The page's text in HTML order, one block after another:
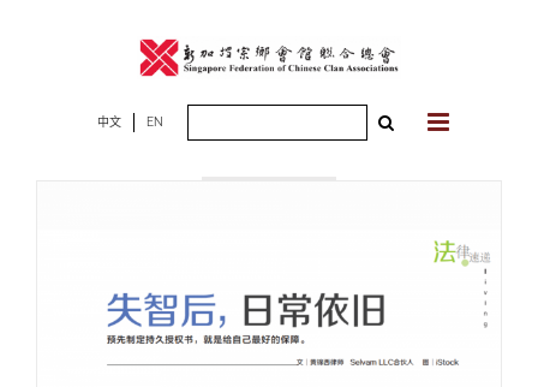
中文 EN
2023年03月30